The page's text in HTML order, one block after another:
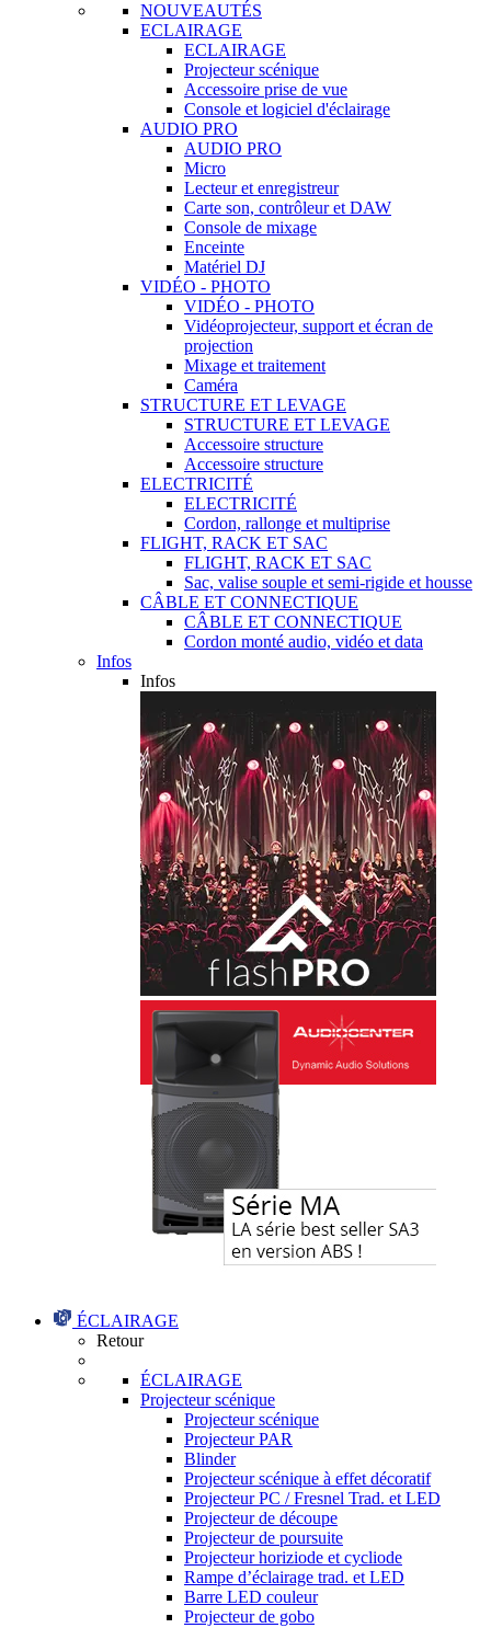
NOUVEAUTÉS
ECLAIRAGE
ECLAIRAGE
Projecteur scénique
Accessoire prise de vue
Console et logiciel d'éclairage
AUDIO PRO
AUDIO PRO
Micro
Lecteur et enregistreur
Carte son, contrôleur et DAW
Console de mixage
Enceinte
Matériel DJ
VIDÉO - PHOTO
VIDÉO - PHOTO
Vidéoprojecteur, support et écran de
projection
Mixage et traitement
Caméra
STRUCTURE ET LEVAGE
STRUCTURE ET LEVAGE
Accessoire structure
Accessoire structure
ELECTRICITÉ
ELECTRICITÉ
Cordon, rallonge et multiprise
FLIGHT, RACK ET SAC
FLIGHT, RACK ET SAC
Sac, valise souple et semi-rigide et housse
CÂBLE ET CONNECTIQUE
CÂBLE ET CONNECTIQUE
Cordon monté audio, vidéo et data
Infos
Infos
ÉCLAIRAGE
Retour
ÉCLAIRAGE
Projecteur scénique
Projecteur scénique
Projecteur PAR
Blinder
Projecteur scénique à effet décoratif
Projecteur PC / Fresnel Trad. et LED
Projecteur de découpe
Projecteur de poursuite
Projecteur horiziode et cycliode
Rampe d’éclairage trad. et LED
Barre LED couleur
Projecteur de gobo